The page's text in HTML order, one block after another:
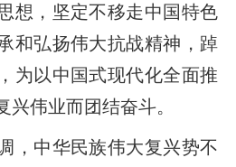
想，坚定不移走中国特色
和弘扬伟大抗战精神，踔
为以中国式现代化全面推
伟业而团结奋斗。
中华民族伟大复兴势不